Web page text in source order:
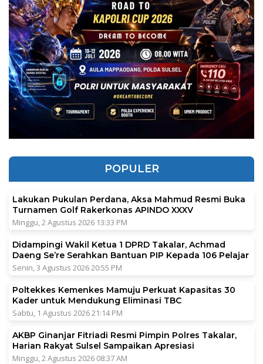
POPULER
Lakukan Pukulan Perdana, Aksa Mahmud Resmi Buka
Turnamen Golf Rakerkonas APINDO XXXV
Minggu, 2 Agustus 2026 13:33 PM
Didampingi Wakil Ketua 1 DPRD Takalar, Achmad
Daeng Se’re Serahkan Bantuan PIP Kepada 106 Pelajar
Senin, 3 Agustus 2026 20:55 PM
Poltekkes Kemenkes Mamuju Perkuat Kapasitas 30
Kader untuk Mendukung Eliminasi TBC
Sabtu, 1 Agustus 2026 21:14 PM
AKBP Ginanjar Fitriadi Resmi Pimpin Polres Takalar,
Harian Rakyat Sulsel Sampaikan Apresiasi
Minggu, 2 Agustus 2026 08:37 AM